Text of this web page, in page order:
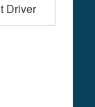
Driver